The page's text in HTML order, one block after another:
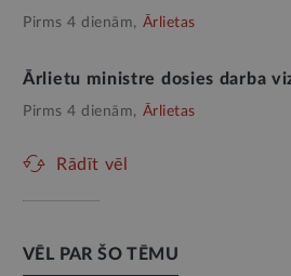
Pirms 4 dienām, Ārlietas
Ārlietu ministre dosies darba
Pirms 4 dienām, Ārlietas
Rādīt vēl
VĒL PAR ŠO TĒMU